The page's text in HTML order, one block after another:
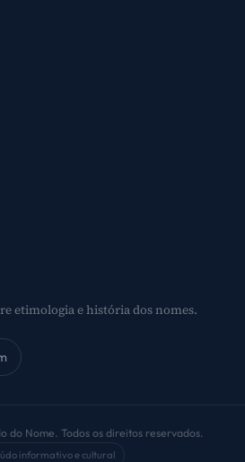
etimologia e história dos nomes.
do Nome. Todos os direitos reservados.
informativo e cultural